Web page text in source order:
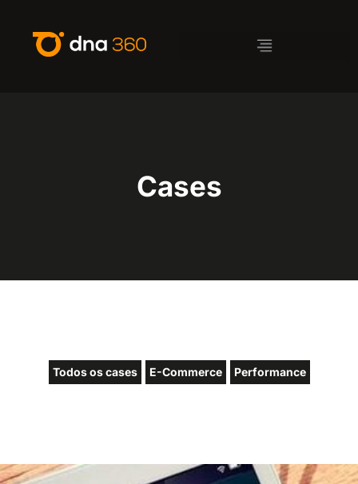
Cases
Todos os cases E-Commerce Performance